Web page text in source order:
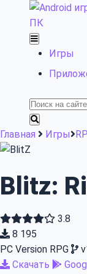
content
Игры
Найти:
Главная Игры
Blitz:
3.8
8 195
PC Version RPG
Скачать